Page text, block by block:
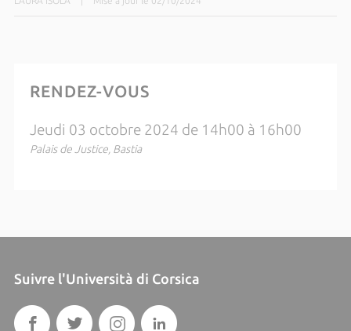
RENDEZ-VOUS
Jeudi 03 octobre 2024 de 14h00 à 16h00
Palais de Justice, Bastia
Suivre l'Università di Corsica